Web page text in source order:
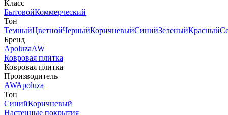
Класс
БытовойКоммерческий
Тон
ТемныйЦветнойЧерныйКоричневыйСинийЗеленыйКрасный
Бренд
ApoluzaAW
Ковровая плитка
Ковровая плитка
Производитель
AWApoluza
Тон
СинийКоричневый
Настенные покрытия